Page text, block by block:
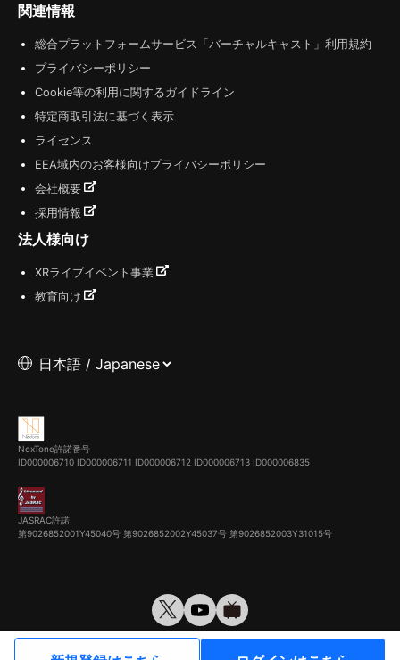
関連情報
総合プラットフォームサービス「バーチャルキャスト」利用規約
プライバシーポリシー
Cookie等の利用に関するガイドライン
特定商取引法に基づく表示
ライセンス
EEA域内のお客様向けプライバシーポリシー
会社概要
採用情報
法人様向け
XRライブイベント事業
教育向け
NexTone許諾番号
ID000006710 ID000006711 ID000006712 ID000006713 ID000006835
JASRAC許諾
第9026852001Y45040号 第9026852002Y45037号 第9026852003Y31015号
© VirtualCast, Inc. All rights reserved.